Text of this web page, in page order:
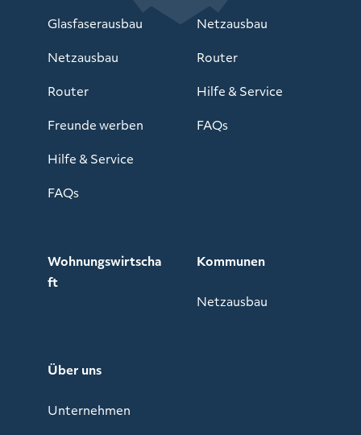
Glasfaserausbau
Netzausbau
Router
Freunde werben
Hilfe & Service
FAQs
Netzausbau
Router
Hilfe & Service
FAQs
Wohnungswirtscha
ft
Kommunen
Netzausbau
Über uns
Unternehmen